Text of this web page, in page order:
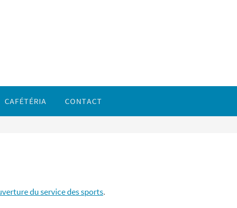
CAFÉTÉRIA CONTACT
du service des sports.